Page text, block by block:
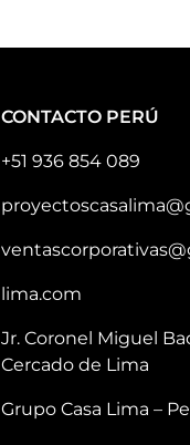
CONTACTO PERÚ
+51 936 854 089
lima.com
Jr. Coronel Miguel
Cercado de Lima
Grupo Casa Lima –